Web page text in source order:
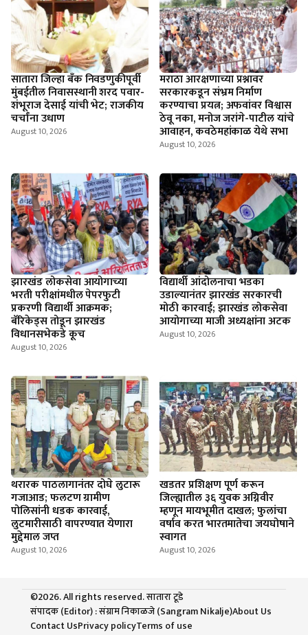
सातारा जिल्हा बँक निवडणुकीपूर्वी
मुंबईतील निवासस्थानी शरद पवार-
शंभूराज देसाई यांची भेट; राजकीय
चर्चांना उधाण
August 10, 2026
मराठा आरक्षणाच्या प्रश्नावर
सरकारकडून संभ्रम निर्माण
करण्याचा प्रयत्न; अफवांवर विश्वास
ठेवू नका, मनोज जरांगे-पाटील यांचे
आवाहन, कवठेमहांकाळ येथे सभा
August 10, 2026
झारखंड लोकसेवा आयोगाच्‍या
भरती परीक्षांमधील पेपरफुटी
प्रकरणी विद्यार्थी आक्रमक;
बॅरिकेड्स तोडून झारखंड
विधानसभेकडे कूच
August 10, 2026
विद्यार्थी आंदोलनाचा भडका
उडाल्‍यानंतर झारखंड सरकारची
मोठी कारवाई; झारखंड लोकसेवा
आयोगाच्या माजी अध्यक्षांना अटक
August 10, 2026
थरारक पाठलागानंतर दोघे लुटारू
गजाआड­; फलटण ग्रामीण
पोलिसांनी धडक कारवाई,
लुटमारीसाठी वापरण्यात येणारा
मुद्देमाल जप्त
August 10, 2026
खडतर प्रशिक्षण पूर्ण करून
जिल्ह्यातील ३६ युवक अग्निवीर
म्हणून मायभूमीत दाखल; फुलांचा
वर्षाव करत भारतमातेचा जयघोषाने
स्वागत
August 10, 2026
©2026. All rights reserved. सातारा टूडे
संपादक (Editor) : संग्राम निकाळजे (Sangram Nikalje)About Us
Contact UsPrivacy policyTerms of use